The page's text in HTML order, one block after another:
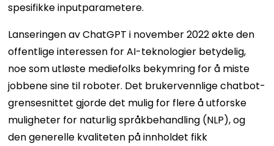
spesifikke inputparametere.
Lanseringen av ChatGPT i november 2022 økte den
offentlige interessen for AI-teknologier betydelig,
noe som utløste mediefolks bekymring for å miste
jobbene sine til roboter. Det brukervennlige chatbot-
grensesnittet gjorde det mulig for flere å utforske
muligheter for naturlig språkbehandling (NLP), og
den generelle kvaliteten på innholdet fikk